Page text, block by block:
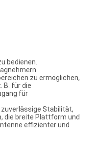
bedienen.
zu ermöglichen,
B. für die
für
Stabilität,
die breite Plattform und
effizienter und